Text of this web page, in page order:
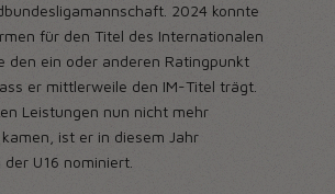
2024 konnte
für den Titel des Internationalen
den ein oder anderen Ratingpunkt
er mittlerweile den IM-Titel trägt.
Leistungen nun nicht mehr
ist er in diesem Jahr
U16 nominiert.